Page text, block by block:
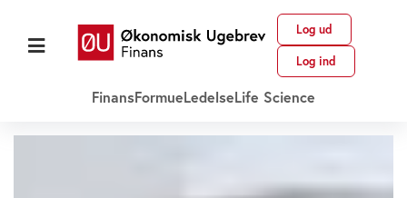
Log ud
Log ind
FinansFormueLedelseLife Science